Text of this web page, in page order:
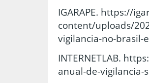
IGARAPE. https://
content/uploads/
vigilancia-no-brasil-
INTERNETLAB.
anual-de-vigilancia-